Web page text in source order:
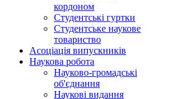
кордоном
Студентські гуртки
Студентське наукове
товариство
Асоціація випускників
Наукова робота
Науково-громадські
об'єднання
Наукові видання